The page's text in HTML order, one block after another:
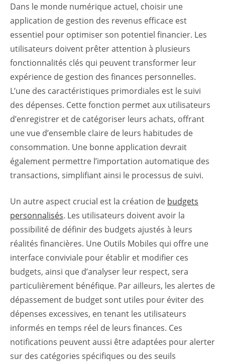
Dans le monde numérique actuel, choisir une
application de gestion des revenus efficace est
essentiel pour optimiser son potentiel financier. Les
utilisateurs doivent prêter attention à plusieurs
fonctionnalités clés qui peuvent transformer leur
expérience de gestion des finances personnelles.
L’une des caractéristiques primordiales est le suivi
des dépenses. Cette fonction permet aux utilisateurs
d’enregistrer et de catégoriser leurs achats, offrant
une vue d’ensemble claire de leurs habitudes de
consommation. Une bonne application devrait
également permettre l’importation automatique des
transactions, simplifiant ainsi le processus de suivi.
Un autre aspect crucial est la création de budgets
personnalisés. Les utilisateurs doivent avoir la
possibilité de définir des budgets ajustés à leurs
réalités financières. Une Outils Mobiles qui offre une
interface conviviale pour établir et modifier ces
budgets, ainsi que d’analyser leur respect, sera
particulièrement bénéfique. Par ailleurs, les alertes de
dépassement de budget sont utiles pour éviter des
dépenses excessives, en tenant les utilisateurs
informés en temps réel de leurs finances. Ces
notifications peuvent aussi être adaptées pour alerter
sur des catégories spécifiques ou des seuils